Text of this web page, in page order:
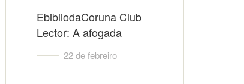
EbibliodaCoruna Club
Lector: A afogada
22 de febreiro